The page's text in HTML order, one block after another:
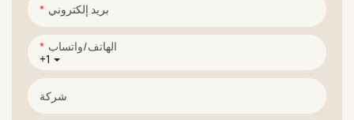
بريد إلكتروني
+1
الهاتف/واتساب
شركة